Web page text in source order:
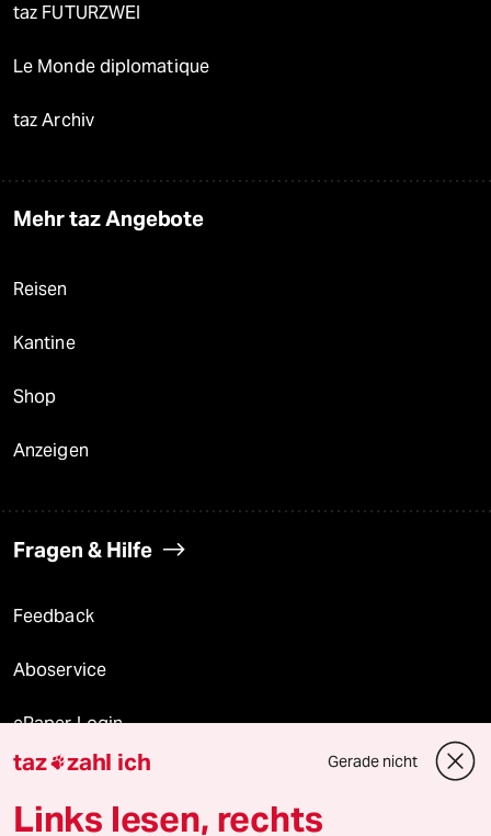
taz FUTURZWEI
Le Monde diplomatique
taz Archiv
Mehr taz Angebote
Reisen
Kantine
Shop
Anzeigen
Fragen & Hilfe
Feedback
Aboservice
ePaper Login
Downloads für Abonnierende
taz zahl ich Gerade nicht
Links lesen, rechts